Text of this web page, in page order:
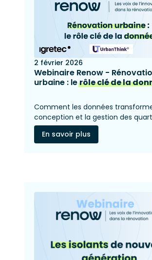
2 février 2026
Webinaire Renow -
urbaine : lerôle clé de la
Comment les données
conception et la gestion des
En savoir plus